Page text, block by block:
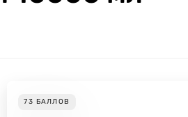
73 БАЛЛОВ